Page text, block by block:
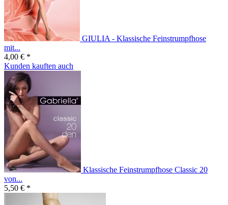
GIULIA - Klassische Feinstrumpfhose
mit...
4,00 € *
Kunden kauften auch
Klassische Feinstrumpfhose Classic 20
von...
5,50 € *